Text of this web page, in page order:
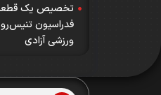
تخصیص یک قطعه
فدراسیون
ورزشی آزادی